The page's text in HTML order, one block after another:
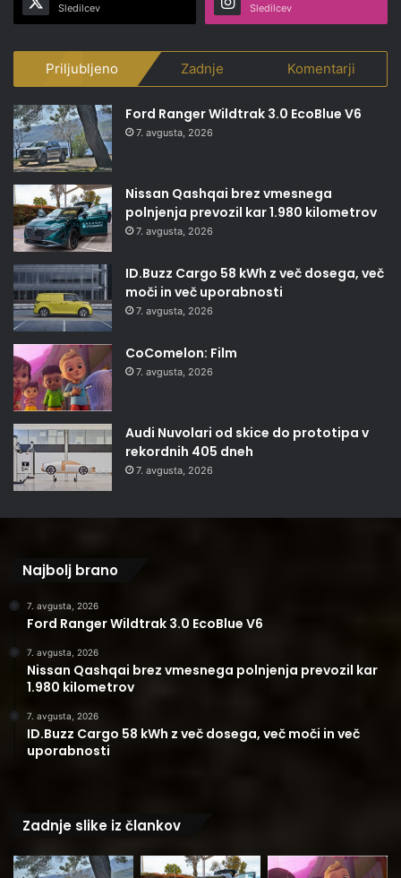
Sledilcev Sledilcev
Priljubljeno Zadnje Komentarji
Ford Ranger Wildtrak 3.0 EcoBlue V6
7. avgusta, 2026
Nissan Qashqai brez vmesnega
polnjenja prevozil kar 1.980 kilometrov
7. avgusta, 2026
ID.Buzz Cargo 58 kWh z več dosega, več
moči in več uporabnosti
7. avgusta, 2026
CoComelon: Film
7. avgusta, 2026
Audi Nuvolari od skice do prototipa v
rekordnih 405 dneh
7. avgusta, 2026
Najbolj brano
7. avgusta, 2026
Ford Ranger Wildtrak 3.0 EcoBlue V6
7. avgusta, 2026
Nissan Qashqai brez vmesnega polnjenja prevozil kar
1.980 kilometrov
7. avgusta, 2026
ID.Buzz Cargo 58 kWh z več dosega, več moči in več
uporabnosti
Zadnje slike iz člankov